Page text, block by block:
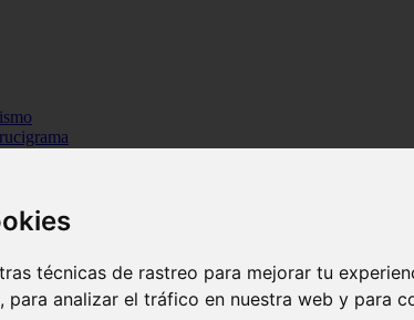
técnicas de rastreo para mejorar tu
para analizar el tráfico en nuestra web y para